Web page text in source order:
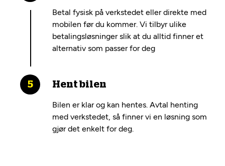
Betal fysisk på verkstedet eller direkte med
mobilen før du kommer. Vi tilbyr ulike
betalingsløsninger slik at du alltid finner et
alternativ som passer for deg
Hent bilen
Bilen er klar og kan hentes. Avtal henting
med verkstedet, så finner vi en løsning som
gjør det enkelt for deg.